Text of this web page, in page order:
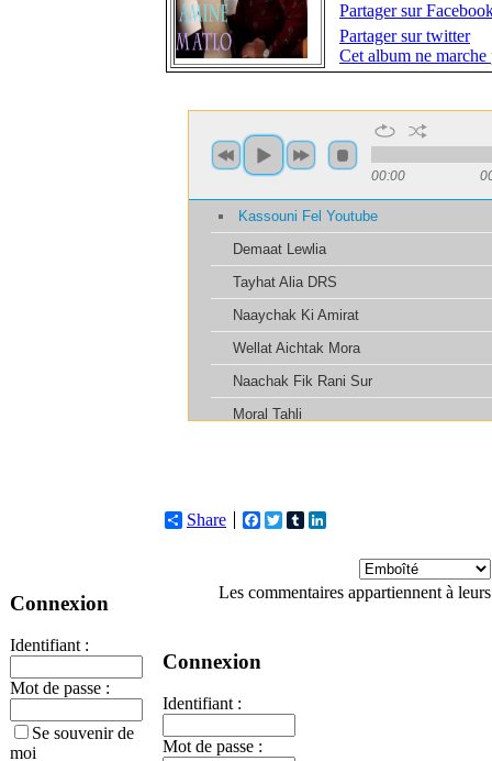
Connexion
Identifiant :
Mot de passe :
Se souvenir de
moi
Partager sur
Partager sur twitter
Cet album ne marche
Share Facebook
TwitterTumblr
Les commentaires appartiennent à
Connexion
Identifiant :
Mot de passe :